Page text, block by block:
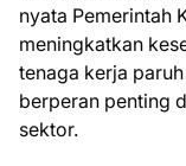
nyata Pemerintah
meningkatkan
tenaga kerja
berperan penting
sektor.